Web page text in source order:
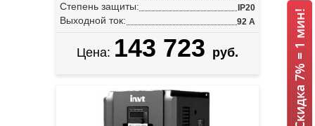
Степень защиты: IP20
Выходной ток: 92 А
Цена: 143 723 руб.